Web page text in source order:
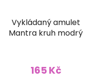
Vykládaný amulet
Mantra kruh modrý
165 Kč